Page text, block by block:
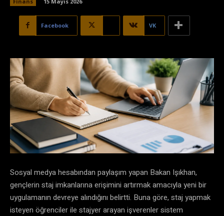
Facebook VK
Sosyal medya hesabından paylaşım yapan Bakan Işıkhan,
gençlerin staj imkanlarına erişimini artırmak amacıyla yeni bir
uygulamanın devreye alındığını belirtti. Buna göre, staj yapmak
isteyen öğrenciler ile stajyer arayan işverenler sistem